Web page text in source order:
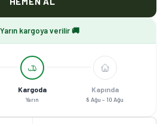
Yarın kargoya verilir 🚚
Kargoda
Yarın
Kapında
8 Ağu – 10 Ağu